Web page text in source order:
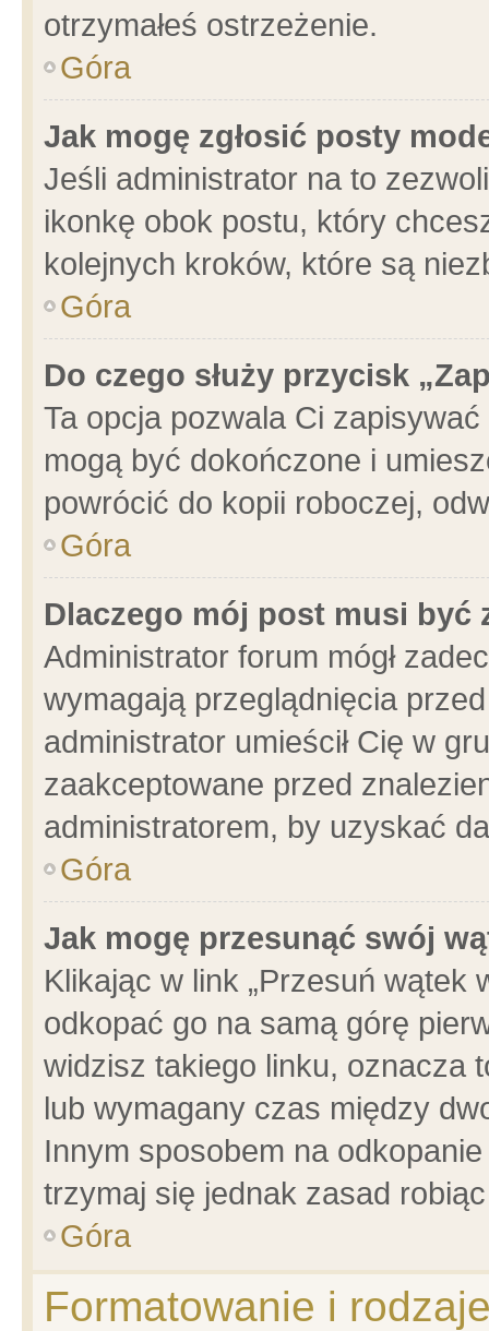
otrzymałeś ostrzeżenie.
Góra
Jak mogę zgłosić posty
Jeśli administrator na to
ikonkę obok postu, który
kolejnych kroków, które są
Góra
Do czego służy przycisk
Ta opcja pozwala Ci
mogą być dokończone i
powrócić do kopii roboczej,
Góra
Dlaczego mój post musi być
Administrator forum mógł
wymagają przeglądnięcia
administrator umieścił Cię w
zaakceptowane przed
administratorem, by uzyskać
Góra
Jak mogę przesunąć swój
Klikając w link „Przesuń wątek
odkopać go na samą górę
widzisz takiego linku, oznacza
lub wymagany czas między
Innym sposobem na
trzymaj się jednak zasad
Góra
Formatowanie i